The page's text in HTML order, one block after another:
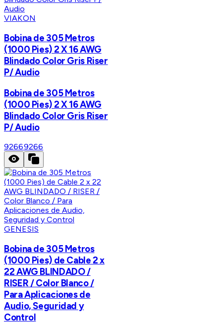
VIAKON
Bobina de 305 Metros
(1000 Pies) 2 X 16 AWG
Blindado Color Gris Riser
P/ Audio
Bobina de 305 Metros
(1000 Pies) 2 X 16 AWG
Blindado Color Gris Riser
P/ Audio
92669266
GENESIS
Bobina de 305 Metros
(1000 Pies) de Cable 2 x
22 AWG BLINDADO /
RISER / Color Blanco /
Para Aplicaciones de
Audio, Seguridad y
Control